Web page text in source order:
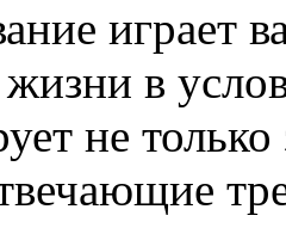
играет
в
не